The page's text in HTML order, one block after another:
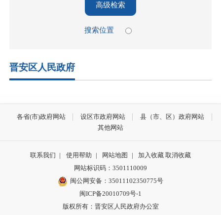
高级检索
搜索位置
晋安区人民政府
各省(市)政府网站 设区市政府网站
县（市、区）政府网站
其他网站
联系我们 | 使用帮助 | 网站地图 | 加入收藏 取消收藏
网站标识码：3501110009
闽公网安备：35011102350775号
闽ICP备20010709号-1
版权所有：晋安区人民政府办公室